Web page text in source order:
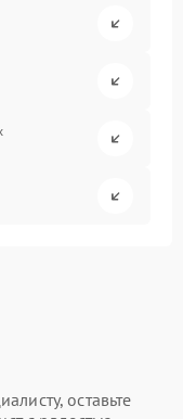
оставьте